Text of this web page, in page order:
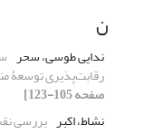
ن
ندایی طوسی، سحر
رقابت‌پذیری توسعۀ
صفحه 105-123]
نشاط، اکبر بررسی